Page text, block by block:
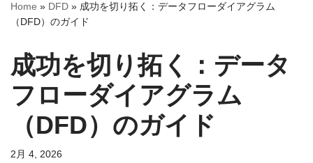
へ
ス
ッ
プ
Home » DFD » 成功を切り拓く：データフローダイアグラム
（DFD）のガイド
成功を切り拓く：データ
フローダイアグラム
（DFD）のガイド
2月 4, 2026